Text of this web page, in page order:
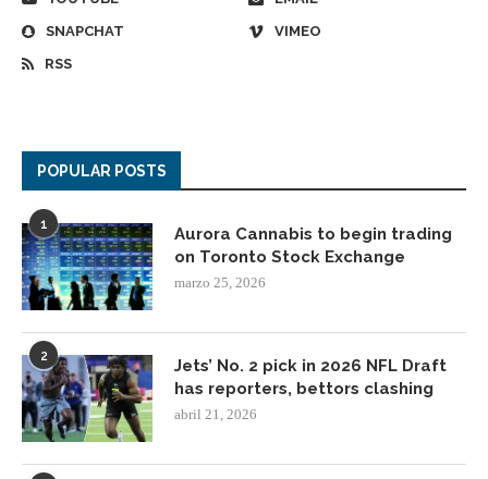
SNAPCHAT
VIMEO
RSS
POPULAR POSTS
1
Aurora Cannabis to begin trading
on Toronto Stock Exchange
marzo 25, 2026
2
Jets’ No. 2 pick in 2026 NFL Draft
has reporters, bettors clashing
abril 21, 2026